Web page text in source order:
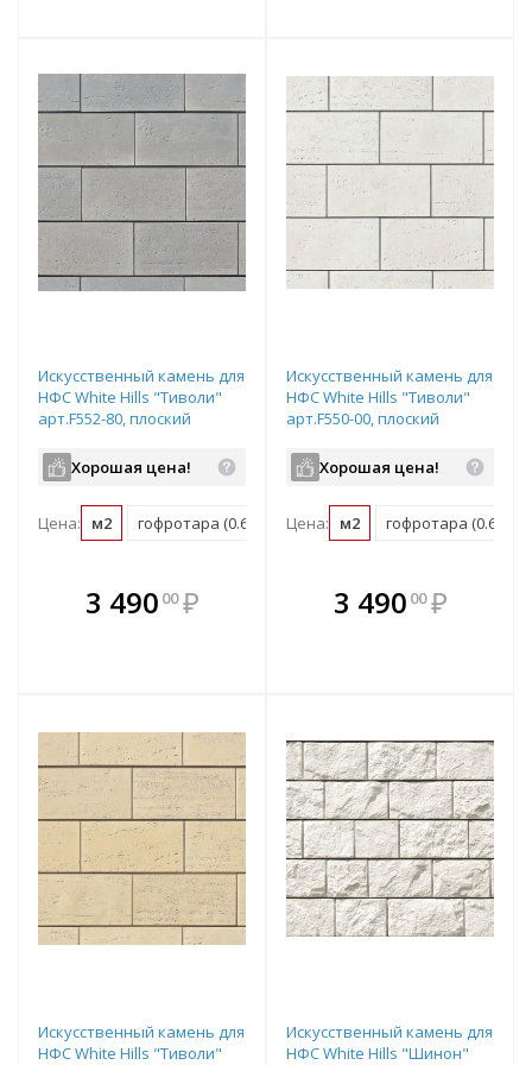
Искусственный камень для
НФС White Hills "Тиволи"
арт.F552-80, плоский
Хорошая цена!
Цена: м2 гофротара (0.672 м2) мастербокс (16.128 м2)
3 490 00 ₽
В комплекте
всегда выгоднее!
Искусственный камень для
НФС White Hills "Тиволи"
арт.F550-00, плоский
Хорошая цена!
Цена: м2 гофротара (0.672
В комплекте
всегда выгоднее!
3 490 00 ₽
Искусственный камень для
НФС White Hills "Тиволи"
Искусственный камень для
НФС White Hills "Шинон"